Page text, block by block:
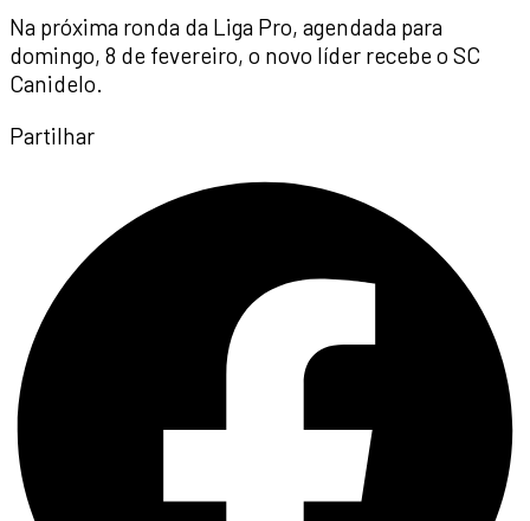
Na próxima ronda da Liga Pro, agendada para
domingo, 8 de fevereiro, o novo líder recebe o SC
Canidelo.
Partilhar